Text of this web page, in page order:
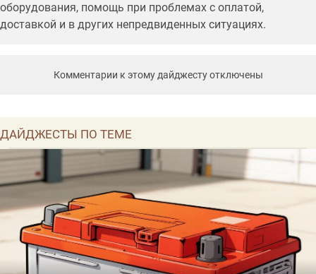
оборудования, помощь при проблемах с оплатой,
доставкой и в других непредвиденных ситуациях.
Комментарии к этому дайджесту отключены
ДАЙДЖЕСТЫ ПО ТЕМЕ